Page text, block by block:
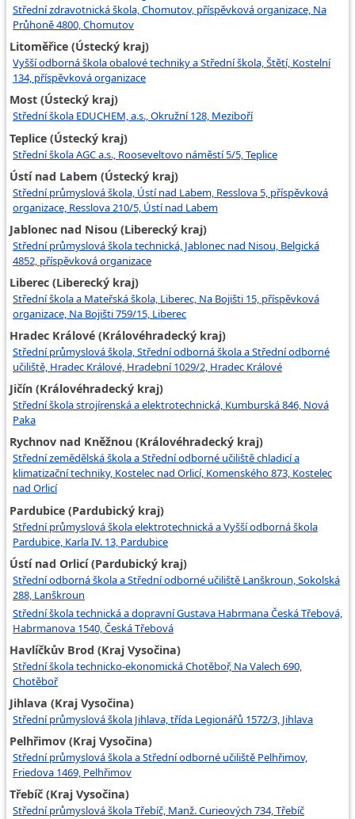
Střední zdravotnická škola, Chomutov, příspěvková organizace, Na
Průhoně 4800, Chomutov
Litoměřice (Ústecký kraj)
Vyšší odborná škola obalové techniky a Střední škola, Štětí, Kostelní
134, příspěvková organizace
Most (Ústecký kraj)
Střední škola EDUCHEM, a.s., Okružní 128, Meziboří
Teplice (Ústecký kraj)
Střední škola AGC a.s., Rooseveltovo náměstí 5/5, Teplice
Ústí nad Labem (Ústecký kraj)
Střední průmyslová škola, Ústí nad Labem, Resslova 5, příspěvková
organizace, Resslova 210/5, Ústí nad Labem
Jablonec nad Nisou (Liberecký kraj)
Střední průmyslová škola technická, Jablonec nad Nisou, Belgická
4852, příspěvková organizace
Liberec (Liberecký kraj)
Střední škola a Mateřská škola, Liberec, Na Bojišti 15, příspěvková
organizace, Na Bojišti 759/15, Liberec
Hradec Králové (Královéhradecký kraj)
Střední průmyslová škola, Střední odborná škola a Střední odborné
učiliště, Hradec Králové, Hradební 1029/2, Hradec Králové
Jičín (Královéhradecký kraj)
Střední škola strojírenská a elektrotechnická, Kumburská 846, Nová
Paka
Rychnov nad Kněžnou (Královéhradecký kraj)
Střední zemědělská škola a Střední odborné učiliště chladicí a
klimatizační techniky, Kostelec nad Orlicí, Komenského 873, Kostelec
nad Orlicí
Pardubice (Pardubický kraj)
Střední průmyslová škola elektrotechnická a Vyšší odborná škola
Pardubice, Karla IV. 13, Pardubice
Ústí nad Orlicí (Pardubický kraj)
Střední odborná škola a Střední odborné učiliště Lanškroun, Sokolská
288, Lanškroun
Střední škola technická a dopravní Gustava Habrmana Česká Třebová,
Habrmanova 1540, Česká Třebová
Havlíčkův Brod (Kraj Vysočina)
Střední škola technicko-ekonomická Chotěboř, Na Valech 690,
Chotěboř
Jihlava (Kraj Vysočina)
Střední průmyslová škola Jihlava, třída Legionářů 1572/3, Jihlava
Pelhřimov (Kraj Vysočina)
Střední průmyslová škola a Střední odborné učiliště Pelhřimov,
Friedova 1469, Pelhřimov
Třebíč (Kraj Vysočina)
Střední průmyslová škola Třebíč, Manž. Curieových 734, Třebíč